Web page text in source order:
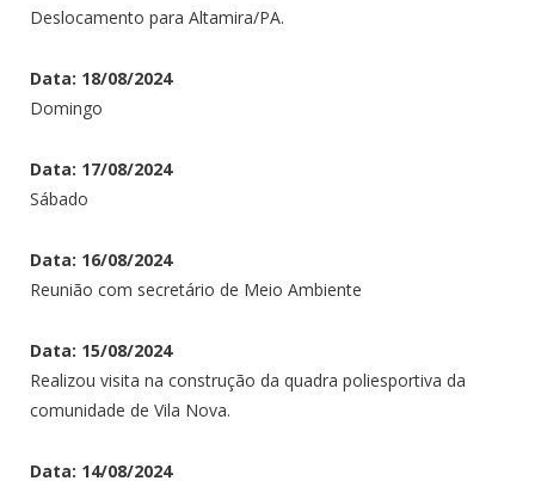
Deslocamento para Altamira/PA.
Data: 18/08/2024
Domingo
Data: 17/08/2024
Sábado
Data: 16/08/2024
Reunião com secretário de Meio Ambiente
Data: 15/08/2024
Realizou visita na construção da quadra poliesportiva da
comunidade de Vila Nova.
Data: 14/08/2024